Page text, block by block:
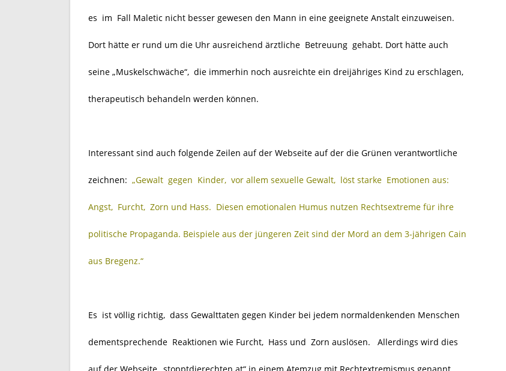
es im Fall Maletic nicht besser gewesen den Mann in eine geeignete Anstalt einzuweisen.
Dort hätte er rund um die Uhr ausreichend ärztliche Betreuung gehabt. Dort hätte auch
seine „Muskelschwäche“, die immerhin noch ausreichte ein dreijähriges Kind zu erschlagen,
therapeutisch behandeln werden können.
Interessant sind auch folgende Zeilen auf der Webseite auf der die Grünen verantwortliche
zeichnen: „Gewalt gegen Kinder, vor allem sexuelle Gewalt, löst starke Emotionen aus:
Angst, Furcht, Zorn und Hass. Diesen emotionalen Humus nutzen Rechtsextreme für ihre
politische Propaganda. Beispiele aus der jüngeren Zeit sind der Mord an dem 3-jährigen Cain
aus Bregenz.“
Es ist völlig richtig, dass Gewalttaten gegen Kinder bei jedem normaldenkenden Menschen
dementsprechende Reaktionen wie Furcht, Hass und Zorn auslösen. Allerdings wird dies